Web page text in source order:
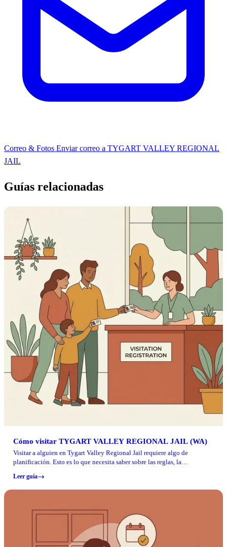
Correo & Fotos Enviar correo a TYGART VALLEY REGIONAL
JAIL
Guías relacionadas
Cómo visitar TYGART VALLEY REGIONAL JAIL (WA)
Visitar a alguien en Tygart Valley Regional Jail requiere algo de
planificación. Esto es lo que necesita saber sobre las reglas, la
Leer guía